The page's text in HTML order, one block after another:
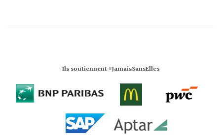
Ils soutiennent #JamaisSansElles